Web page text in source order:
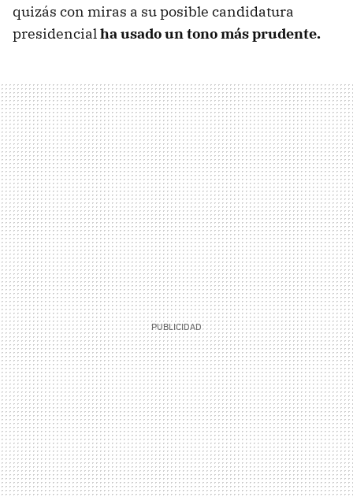
quizás con miras a su posible candidatura
presidencialha usado un tono más prudente.